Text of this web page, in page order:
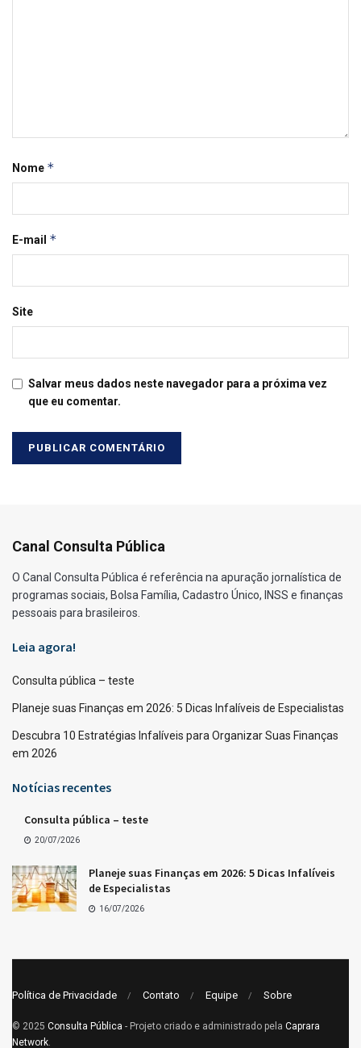
Nome *
E-mail *
Site
Salvar meus dados neste navegador para a próxima vez
que eu comentar.
Canal Consulta Pública
O Canal Consulta Pública é referência na apuração jornalística de
programas sociais, Bolsa Família, Cadastro Único, INSS e finanças
pessoais para brasileiros.
Leia agora!
Consulta pública – teste
Planeje suas Finanças em 2026: 5 Dicas Infalíveis de Especialistas
Descubra 10 Estratégias Infalíveis para Organizar Suas Finanças
em 2026
Notícias recentes
Consulta pública – teste
20/07/2026
Planeje suas Finanças em 2026: 5 Dicas Infalíveis
de Especialistas
16/07/2026
Política de Privacidade Contato Equipe Sobre
© 2025 Consulta Pública - Projeto criado e administrado pela Caprara
Network.